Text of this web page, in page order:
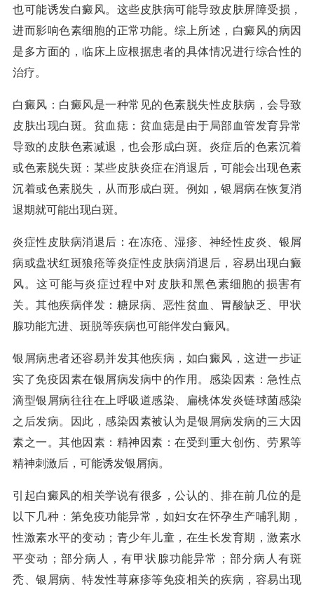
也可能诱发白癜风。这些皮肤病可能导致皮肤屏障受损，
进而影响色素细胞的正常功能。综上所述，白癜风的病因
是多方面的，临床上应根据患者的具体情况进行综合性的
治疗。
白癜风：白癜风是一种常见的色素脱失性皮肤病，会导致
皮肤出现白斑。贫血痣：贫血痣是由于局部血管发育异常
导致的皮肤色素减退，也会形成白斑。炎症后的色素沉着
或色素脱失斑：某些皮肤炎症在消退后，可能会出现色素
沉着或色素脱失，从而形成白斑。例如，银屑病在恢复消
退期就可能出现白斑。
炎症性皮肤病消退后：在冻疮、湿疹、神经性皮炎、银屑
病或盘状红斑狼疮等炎症性皮肤病消退后，容易出现白癜
风。这可能与炎症过程中对皮肤和黑色素细胞的损害有
关。其他疾病伴发：糖尿病、恶性贫血、胃酸缺乏、甲状
腺功能亢进、斑脱等疾病也可能伴发白癜风。
银屑病患者还容易并发其他疾病，如白癜风，这进一步证
实了免疫因素在银屑病发病中的作用。感染因素：急性点
滴型银屑病往往在上呼吸道感染、扁桃体发炎链球菌感染
之后发病。因此，感染因素被认为是银屑病发病的三大因
素之一。其他因素：精神因素：在受到重大创伤、劳累等
精神刺激后，可能诱发银屑病。
引起白癜风的相关学说有很多，公认的、排在前几位的是
以下几种：第免疫功能异常，如妇女在怀孕生产哺乳期，
性激素水平的变动；青少年儿童，在生长发育期，激素水
平变动；部分病人，有甲状腺功能异常；部分病人有斑
秃、银屑病、特发性荨麻疹等免疫相关的疾病，容易出现